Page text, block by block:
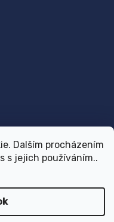
Dalším procházením
s jejich používáním..
jog fenntartva.